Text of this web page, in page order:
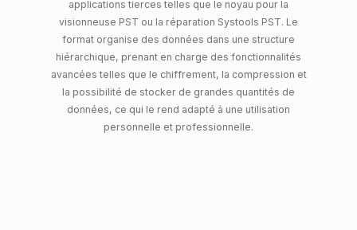
applications tierces telles que le noyau pour la
visionneuse PST ou la réparation Systools PST. Le
format organise des données dans une structure
hiérarchique, prenant en charge des fonctionnalités
avancées telles que le chiffrement, la compression et
la possibilité de stocker de grandes quantités de
données, ce qui le rend adapté à une utilisation
personnelle et professionnelle.